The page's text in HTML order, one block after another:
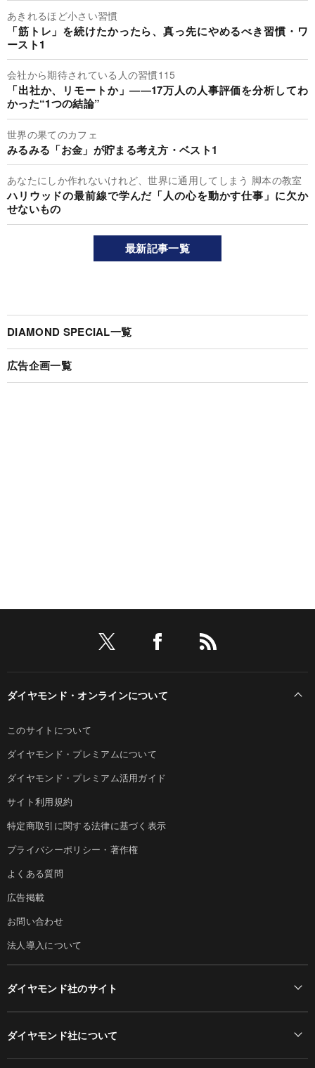
あきれるほど小さい習慣
「筋トレ」を続けたかったら、真っ先にやめるべき習慣・ワ
ースト1
会社から期待されている人の習慣115
「出社か、リモートか」――17万人の人事評価を分析してわ
かった“1つの結論”
世界の果てのカフェ
みるみる「お金」が貯まる考え方・ベスト1
あなたにしか作れないけれど、世界に通用してしまう 脚本の教室
ハリウッドの最前線で学んだ「人の心を動かす仕事」に欠か
せないもの
最新記事一覧
DIAMOND SPECIAL一覧
広告企画一覧
ダイヤモンド・オンラインについて
このサイトについて
ダイヤモンド・プレミアムについて
ダイヤモンド・プレミアム活用ガイド
サイト利用規約
特定商取引に関する法律に基づく表示
プライバシーポリシー・著作権
よくある質問
広告掲載
お問い合わせ
法人導入について
ダイヤモンド社のサイト
ダイヤモンド社について